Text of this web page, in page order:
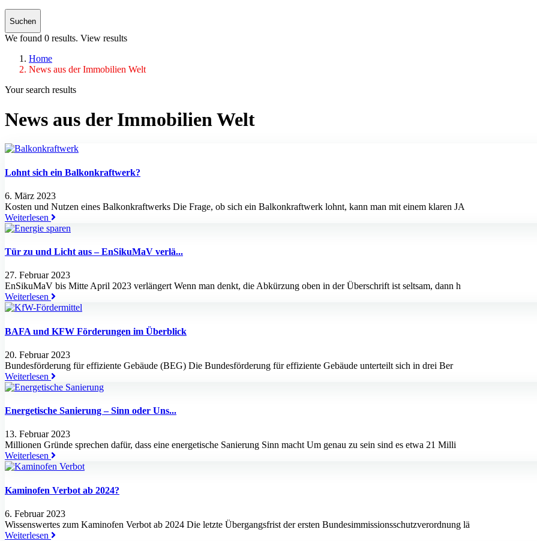
Suchen
We found 0 results. View results
Home
News aus der Immobilien Welt
Your search results
News aus der Immobilien Welt
Lohnt sich ein Balkonkraftwerk?
6. März 2023
Kosten und Nutzen eines Balkonkraftwerks Die Frage, ob sich ein Balkonkraftwerk lohnt, kann man mit einem klaren JA
Weiterlesen
Tür zu und Licht aus – EnSikuMaV verlä...
27. Februar 2023
EnSikuMaV bis Mitte April 2023 verlängert Wenn man denkt, die Abkürzung oben in der Überschrift ist seltsam, dann h
Weiterlesen
BAFA und KFW Förderungen im Überblick
20. Februar 2023
Bundesförderung für effiziente Gebäude (BEG) Die Bundesförderung für effiziente Gebäude unterteilt sich in drei Ber
Weiterlesen
Energetische Sanierung – Sinn oder Uns...
13. Februar 2023
Millionen Gründe sprechen dafür, dass eine energetische Sanierung Sinn macht Um genau zu sein sind es etwa 21 Milli
Weiterlesen
Kaminofen Verbot ab 2024?
6. Februar 2023
Wissenswertes zum Kaminofen Verbot ab 2024 Die letzte Übergangsfrist der ersten Bundesimmissionsschutzverordnung lä
Weiterlesen